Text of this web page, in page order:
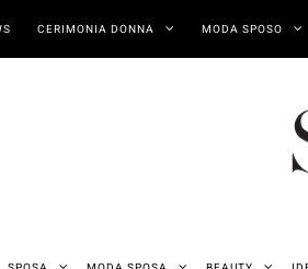
CERIMONIA DONNA MODA SPOSO